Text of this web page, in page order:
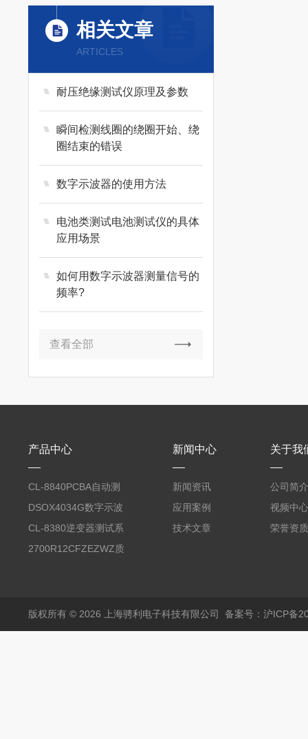
相关文章
ARTICLES
耐压绝缘测试仪原理及参数
瞬间检测线圈的绕圈开始、绕
圈结束的错误
数字示波器的使用方法
电池类测试电池测试仪的具体
应用场景
如何用数字示波器测量信号的
频率?
查看全部
产品中心
CL-8840PCBA自动测
试台系统
DSOX4034G数字示波
器
CL-8380逆变器测试系
统台
2700R12CFZEZWZ质
新闻中心
新闻资讯
应用案例
技术文章
关于我
公司简介
视频中心
荣誉资质
版权所有 © 2026 上海骋利电子科技有限公司 备案号：沪ICP备